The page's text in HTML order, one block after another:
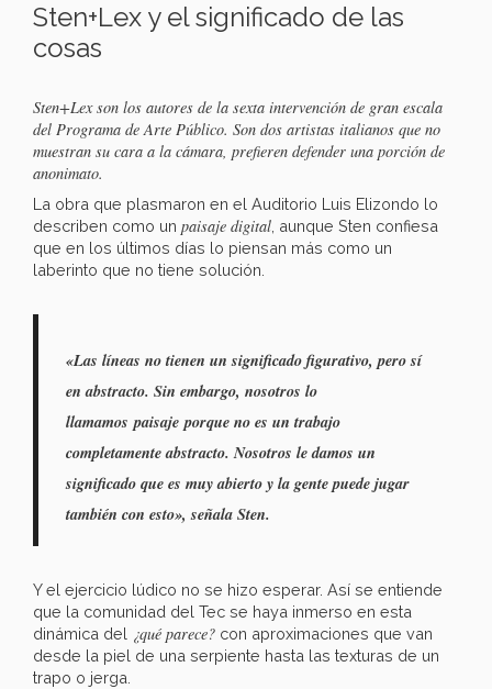
Sten+Lex y el significado de las
cosas
Sten+Lex son los autores de la sexta intervención de gran escala
del Programa de Arte Público. Son dos artistas italianos que no
muestran su cara a la cámara, prefieren defender una porción de
anonimato.
La obra que plasmaron en el Auditorio Luis Elizondo lo
describen como un paisaje digital , aunque Sten confiesa
que en los últimos días lo piensan más como un
laberinto que no tiene solución.
«Las líneas no tienen un significado figurativo, pero sí
en abstracto. Sin embargo, nosotros lo
llamamos paisaje porque no es un trabajo
completamente abstracto. Nosotros le damos un
significado que es muy abierto y la gente puede jugar
también con esto», señala Sten.
Y el ejercicio lúdico no se hizo esperar. Así se entiende
que la comunidad del Tec se haya inmerso en esta
dinámica del ¿qué parece? con aproximaciones que van
desde la piel de una serpiente hasta las texturas de un
trapo o jerga.